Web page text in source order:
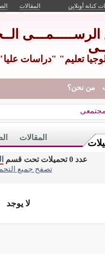
كنانة أونلاين المقالات
الرســـــمـــى
تعليم" "دراسات
من نحن؟
المقالات
عدد 0 تحميلات تحت قسم
تصفح جميع
لا يوجد